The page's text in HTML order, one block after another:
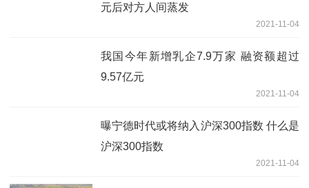
元后对方人间蒸发
2021-11-04
我国今年新增乳企7.9万家 融资额超过
9.57亿元
2021-11-04
曝宁德时代或将纳入沪深300指数 什么是
沪深300指数
2021-11-04